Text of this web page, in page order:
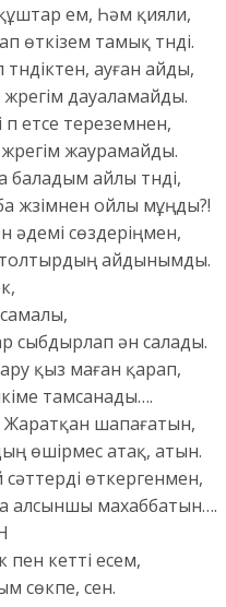
ем, Һәм қияли,
өткізем тамық түнді.
ауған айды,
дауаламайды.
етсе тереземнен,
жаурамайды.
баладым айлы түнді,
жүзімнен ойлы мұңды?!
әдемі сөздеріңмен,
айдынымды.
самалы,
сыбдырлап ән салады.
қыз маған қарап,
тамсанады….
Жаратқан шапағатын,
өшірмес атақ, атын.
өткергенмен,
алсыншы махаббатын….
пен кетті есем,
сөкпе, сен.